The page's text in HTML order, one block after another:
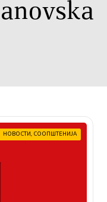
НОВОСТИ, СООПШТЕНИЈА